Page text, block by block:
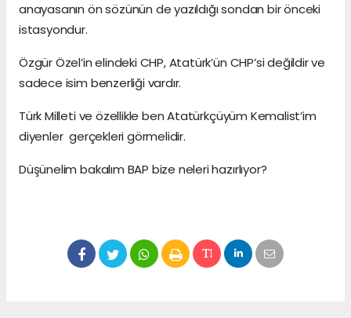
anayasanın ön sözünün de yazıldığı sondan bir önceki
istasyondur.
Özgür Özel’in elindeki CHP, Atatürk’ün CHP’si değildir ve
sadece isim benzerliği vardır.
Türk Milleti ve özellikle ben Atatürkçüyüm Kemalist’im
diyenler gerçekleri görmelidir.
Düşünelim bakalım BAP bize neleri hazırlıyor?